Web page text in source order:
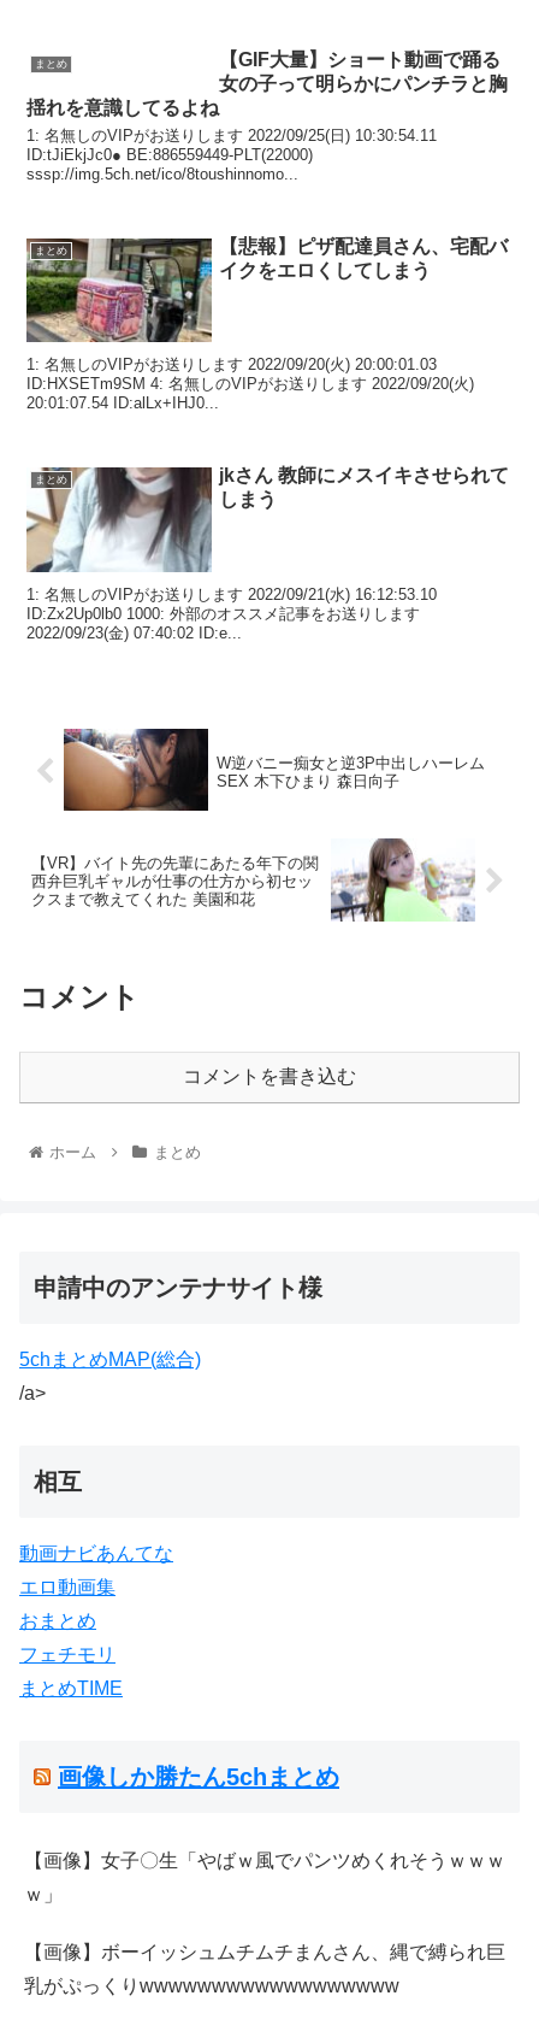
まとめ
【GIF大量】ショート動画で踊る
女の子って明らかにパンチラと胸
揺れを意識してるよね
1: 名無しのVIPがお送りします 2022/09/25(日) 10:30:54.11
ID:tJiEkjJc0● BE:886559449-PLT(22000)
sssp://img.5ch.net/ico/8toushinnomo...
まとめ
【悲報】ピザ配達員さん、宅配バ
イクをエロくしてしまう
1: 名無しのVIPがお送りします 2022/09/20(火) 20:00:01.03
ID:HXSETm9SM 4: 名無しのVIPがお送りします 2022/09/20(火)
20:01:07.54 ID:alLx+IHJ0...
まとめ
jkさん 教師にメスイキさせられて
しまう
1: 名無しのVIPがお送りします 2022/09/21(水) 16:12:53.10
ID:Zx2Up0lb0 1000: 外部のオススメ記事をお送りします
2022/09/23(金) 07:40:02 ID:e...
W逆バニー痴女と逆3P中出しハーレム
SEX 木下ひまり 森日向子
【VR】バイト先の先輩にあたる年下の関
西弁巨乳ギャルが仕事の仕方から初セッ
クスまで教えてくれた 美園和花
コメント
コメントを書き込む
ホーム まとめ
申請中のアンテナサイト様
5chまとめMAP(総合)
/a>
相互
動画ナビあんてな
エロ動画集
おまとめ
フェチモリ
まとめTIME
画像しか勝たん5chまとめ
【画像】女子〇生「やばｗ風でパンツめくれそうｗｗｗ
ｗ」
【画像】ボーイッシュムチムチまんさん、縄で縛られ巨
乳がぷっくりwwwwwwwwwwwwwwwwww